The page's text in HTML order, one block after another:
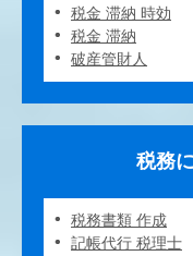
税金 滞納 時効
税金 滞納
破産管財人
税務
税務書類 作成
記帳代行 税理士